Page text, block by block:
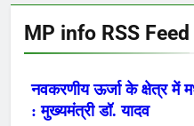
MP info RSS Feed